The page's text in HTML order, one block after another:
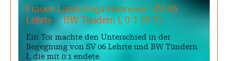
Frauen Landesliga Hannover: SV 06
Lehrte – BW Tündern I, 0:1 (0:1)
Ein Tor machte den Unterschied in der
Begegnung von SV 06 Lehrte und BW Tündern
I, die mit 0:1 endete.